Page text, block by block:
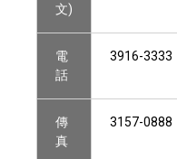
文)
電
話
3916-3333
傳
真
3157-0888